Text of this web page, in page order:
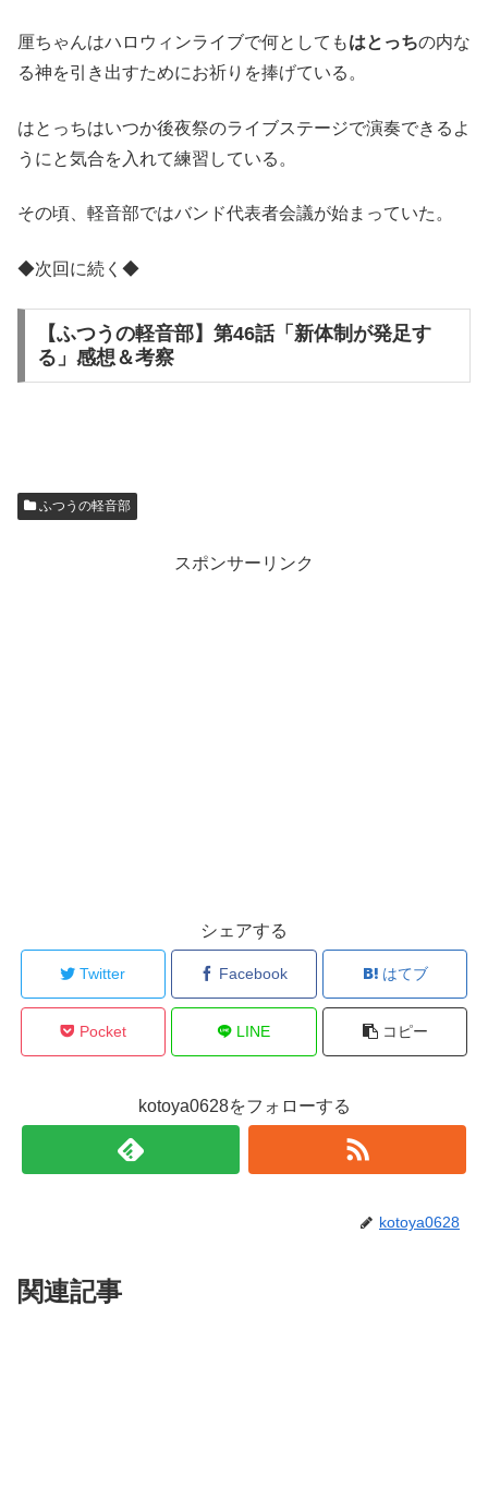
厘ちゃんはハロウィンライブで何としてもはとっちの内な
る神を引き出すためにお祈りを捧げている。
はとっちはいつか後夜祭のライブステージで演奏できるよ
うにと気合を入れて練習している。
その頃、軽音部ではバンド代表者会議が始まっていた。
◆次回に続く◆
【ふつうの軽音部】第46話「新体制が発足す
る」感想＆考察
ふつうの軽音部
スポンサーリンク
シェアする
Twitter Facebook はてブ
Pocket LINE コピー
kotoya0628をフォローする
kotoya0628
関連記事